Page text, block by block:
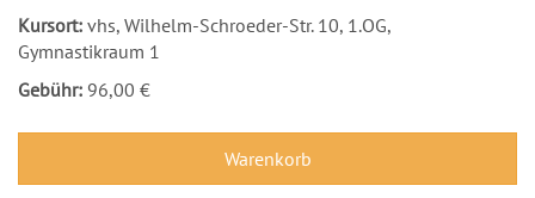
Kursort: vhs, Wilhelm-Schroeder-Str. 10, 1.OG,
Gymnastikraum 1
Gebühr: 96,00 €
Warenkorb